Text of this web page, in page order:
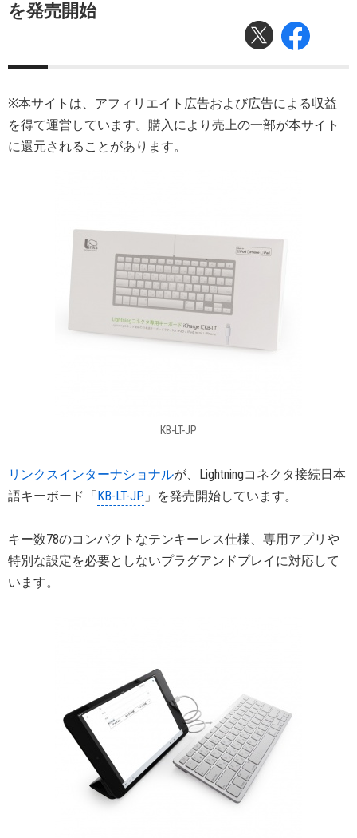
を発売開始
※本サイトは、アフィリエイト広告および広告による収益
を得て運営しています。購入により売上の一部が本サイト
に還元されることがあります。
KB-LT-JP
リンクスインターナショナルが、Lightningコネクタ接続日本
語キーボード「KB-LT-JP 」を発売開始しています。
キー数78のコンパクトなテンキーレス仕様、専用アプリや
特別な設定を必要としないプラグアンドプレイに対応して
います。